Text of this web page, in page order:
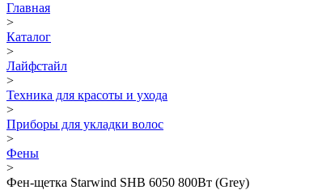
Главная
>
Каталог
>
Лайфстайл
>
Техника для красоты и ухода
>
Приборы для укладки волос
>
Фены
>
Фен-щетка Starwind SHB 6050 800Вт (Grey)